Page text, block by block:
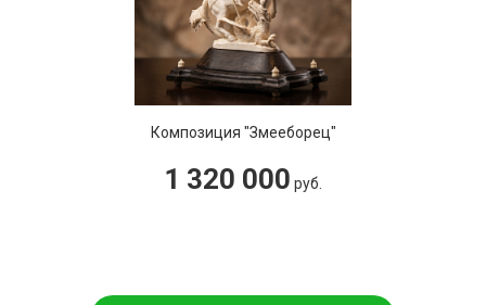
Композиция "Змееборец"
1 320 000 руб.